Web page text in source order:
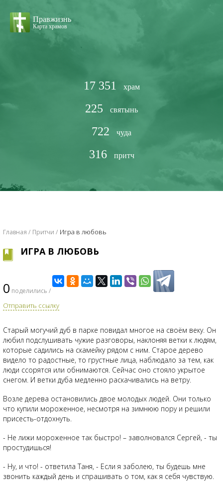
Правжизнь
Карта храмов
17 351 храм
225 святынь
722 чуда
316 притч
Главная Притчи Игра в любовь
ИГРА В ЛЮБОВЬ
0 поделились /
Отправить ссылку
Старый могучий дуб в парке повидал многое на своём веку. Он
любил подслушивать чужие разговоры, наклоняя ветки к людям,
которые садились на скамейку рядом с ним. Старое дерево
видело то радостные, то грустные лица, наблюдало за тем, как
люди ссорятся или обнимаются. Сейчас оно стояло укрытое
снегом. И ветки дуба медленно раскачивались на ветру.
Возле дерева остановились двое молодых людей. Они только
что купили мороженное, несмотря на зимнюю пору и решили
присесть-отдохнуть.
- Не лижи мороженное так быстро! – заволновался Сергей, - ты
простудишься!
- Ну, и что! - ответила Таня, - Если я заболею, ты будешь мне
звонить каждый день и спрашивать о том, как я себя чувствую.